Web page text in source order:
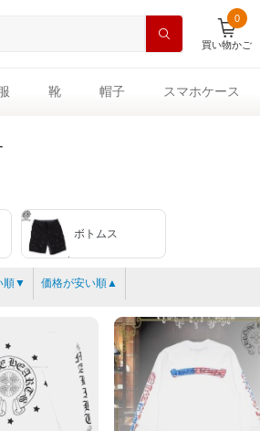
買い物かご
0
靴 帽子 スマホケース
ボトムス
順▼ 価格が安い順▲